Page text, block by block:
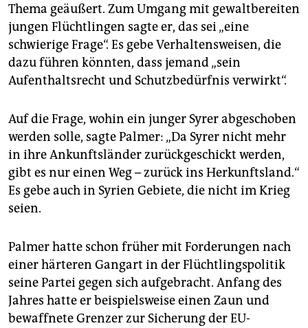
Thema geäußert. Zum Umgang mit gewaltbereiten
jungen Flüchtlingen sagte er, das sei „eine
schwierige Frage“. Es gebe Verhaltensweisen, die
dazu führen könnten, dass jemand „sein
Aufenthaltsrecht und Schutzbedürfnis verwirkt“.
Auf die Frage, wohin ein junger Syrer abgeschoben
werden solle, sagte Palmer: „Da Syrer nicht mehr
in ihre Ankunftsländer zurückgeschickt werden,
gibt es nur einen Weg – zurück ins Herkunftsland.“
Es gebe auch in Syrien Gebiete, die nicht im Krieg
seien.
Palmer hatte schon früher mit Forderungen nach
einer härteren Gangart in der Flüchtlingspolitik
seine Partei gegen sich aufgebracht. Anfang des
Jahres hatte er beispielsweise einen Zaun und
bewaffnete Grenzer zur Sicherung der EU-